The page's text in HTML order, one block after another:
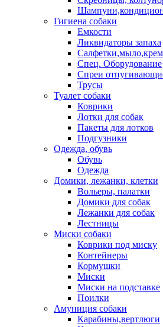
Гигиена собаки
Емкости
Ликвидаторы запаха
Спец. Оборудование
Спреи
Трусы
Туалет собаки
Коврики
Лотки для собак
Пакеты для лотков
Подгузники
Одежда, обувь
Обувь
Одежда
Домики, лежанки, клетки
Вольеры, палатки
Домики для собак
Лежанки для собак
Лестницы
Миски собаки
Коврики под миску
Контейнеры
Кормушки
Миски
Миски на подставке
Поилки
Амуниция собаки
Карабины,вертлюги